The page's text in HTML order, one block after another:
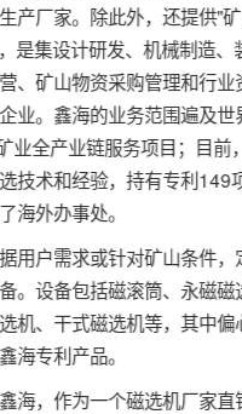
产厂家。除此外，还提供"
是集设计研发、机械制造、
、矿山物资采购管理和行
业。鑫海的业务范围遍及
业全产业链服务项目；目前
技术和经验，持有专利149
海外办事处。
用户需求或针对矿山条件
。设备包括磁滚筒、永磁
机、干式磁选机等，其中
海专利产品。
海，作为一个磁选机厂家